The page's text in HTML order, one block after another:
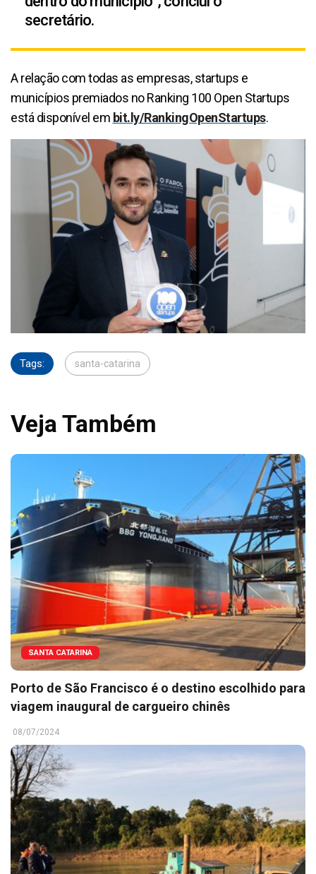
secretário.
A relação com todas as empresas, startups e
municípios premiados no Ranking 100 Open Startups
está disponível em bit.ly/RankingOpenStartups.
Tags: santa-catarina
Veja Também
SANTA CATARINA
Porto de São Francisco é o destino escolhido para
viagem inaugural de cargueiro chinês
08/07/2024